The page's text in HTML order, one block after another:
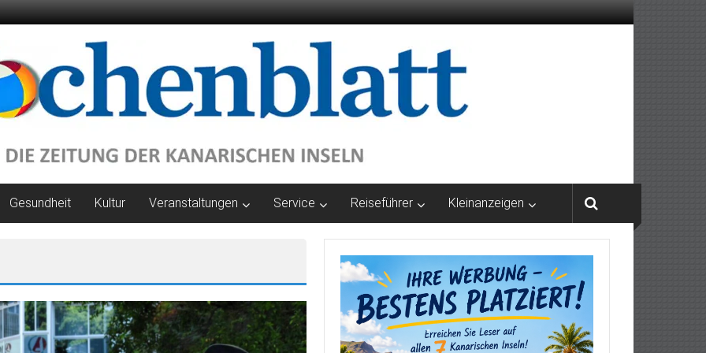
Gesundheit Kultur Veranstaltungen Service Reiseführer Kleinanzeigen